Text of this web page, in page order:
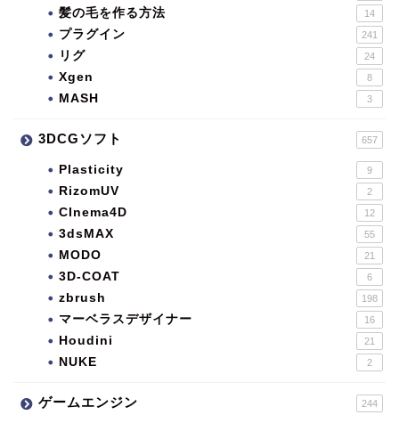
髪の毛を作る方法 14
プラグイン 241
リグ 24
Xgen 8
MASH 3
3DCGソフト 657
Plasticity 9
RizomUV 2
CInema4D 12
3dsMAX 55
MODO 21
3D-COAT 6
zbrush 198
マーベラスデザイナー 16
Houdini 21
NUKE 2
ゲームエンジン 244